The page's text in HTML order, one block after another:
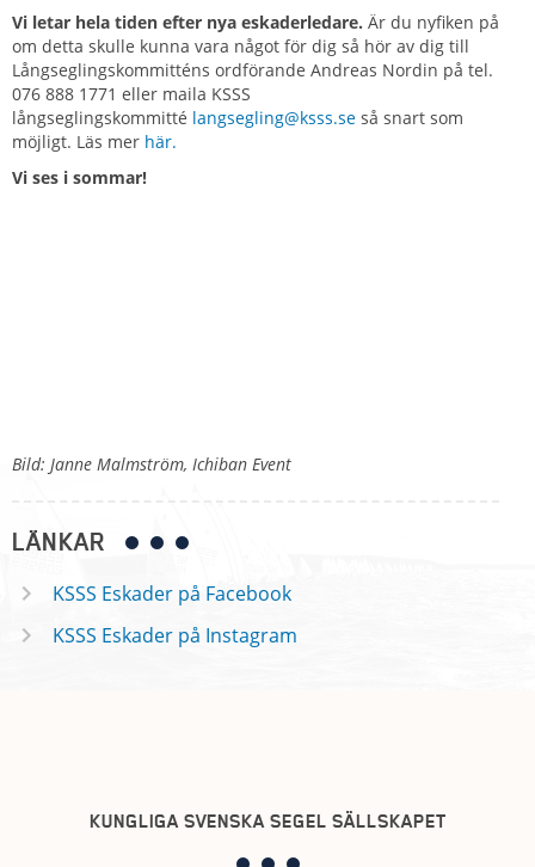
Vi letar hela tiden efter nya eskaderledare. Är du nyfiken på
om detta skulle kunna vara något för dig så hör av dig till
Långseglingskommitténs ordförande Andreas Nordin på tel.
076 888 1771 eller maila KSSS
långseglingskommitté langsegling@ksss.se så snart som
möjligt. Läs mer här.
Vi ses i sommar!
Bild: Janne Malmström, Ichiban Event
LÄNKAR
KSSS Eskader på Facebook
KSSS Eskader på Instagram
KUNGLIGA SVENSKA SEGEL SÄLLSKAPET